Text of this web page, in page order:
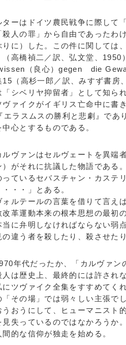
ーはドイツ農民戦争に際して
殺人の罪」から自由であったわ
りに）した。この件に関しては
（高橋禎二／訳、弘文堂、
（良心）gegen die
15（高杉一郎／訳、みすず書房
「シベリヤ抑留者」として知ら
ァイクがイギリス亡命中に書
エラスムスの勝利と悲劇』であ
中心とするものである。
ヴァンはセルヴェートを異端
）がそれに抗議した物語であ
っているセバスチャン・カステ
・・・」とある。
ルテールの言葉を借りて言え
改革運動本来の根本思想の最初
当に弁明しなければならない弱
の違う者を殺したり、殺させた
年代だったか、「カルヴァン
人は歴史上、最終的には許され
にツヴァイク全集をすすめてく
「その場」では弱々しい主張で
うおうにして、ヒューマニスト
見失っているのではなかろうか
間的な信仰が独走を始める。